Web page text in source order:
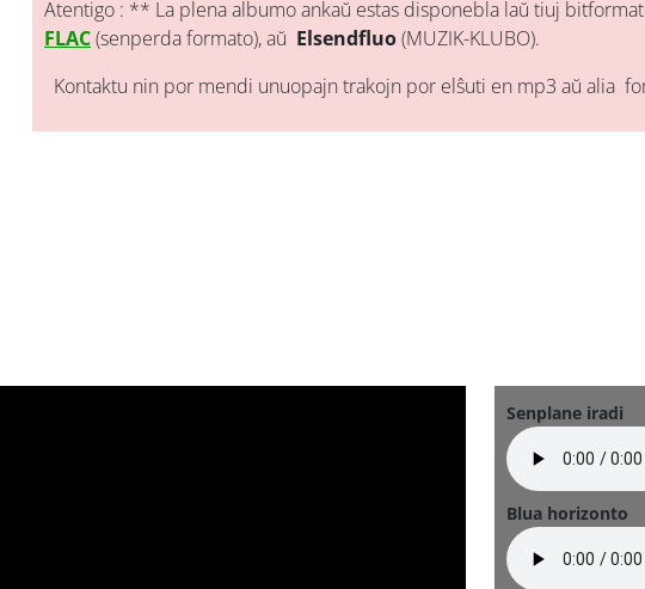
Atentigo : ** La plena albumo ankaŭ estas disponebla laŭ tiuj
FLAC(senperda formato), aŭ Elsendfluo(MUZIK-KLUBO).
Kontaktu nin por mendi unuopajn trakojn por elŝuti en mp3 aŭ alia
Senplane iradi
Blua horizonto